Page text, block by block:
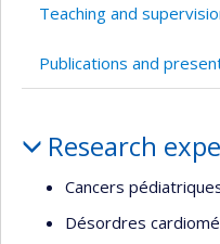
Teaching and
Publications and
Research
Cancers
Désordres